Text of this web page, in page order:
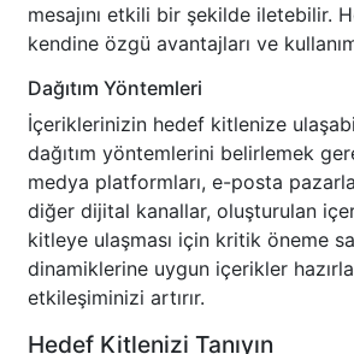
mesajını etkili bir şekilde iletebilir.
kendine özgü avantajları ve
Dağıtım Yöntemleri
İçeriklerinizin hedef kitlenize
dağıtım yöntemlerini belirlemek
medya platformları, e-posta
diğer dijital kanallar, oluşturulan
kitleye ulaşması için kritik öneme
dinamiklerine uygun içerikler
etkileşiminizi artırır.
Hedef Kitlenizi Tanıyın